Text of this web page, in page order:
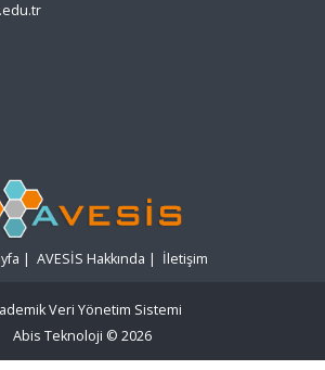
| AVESİS Hakkında | İletişim
Veri Yönetim Sistemi
Abis Teknoloji © 2026